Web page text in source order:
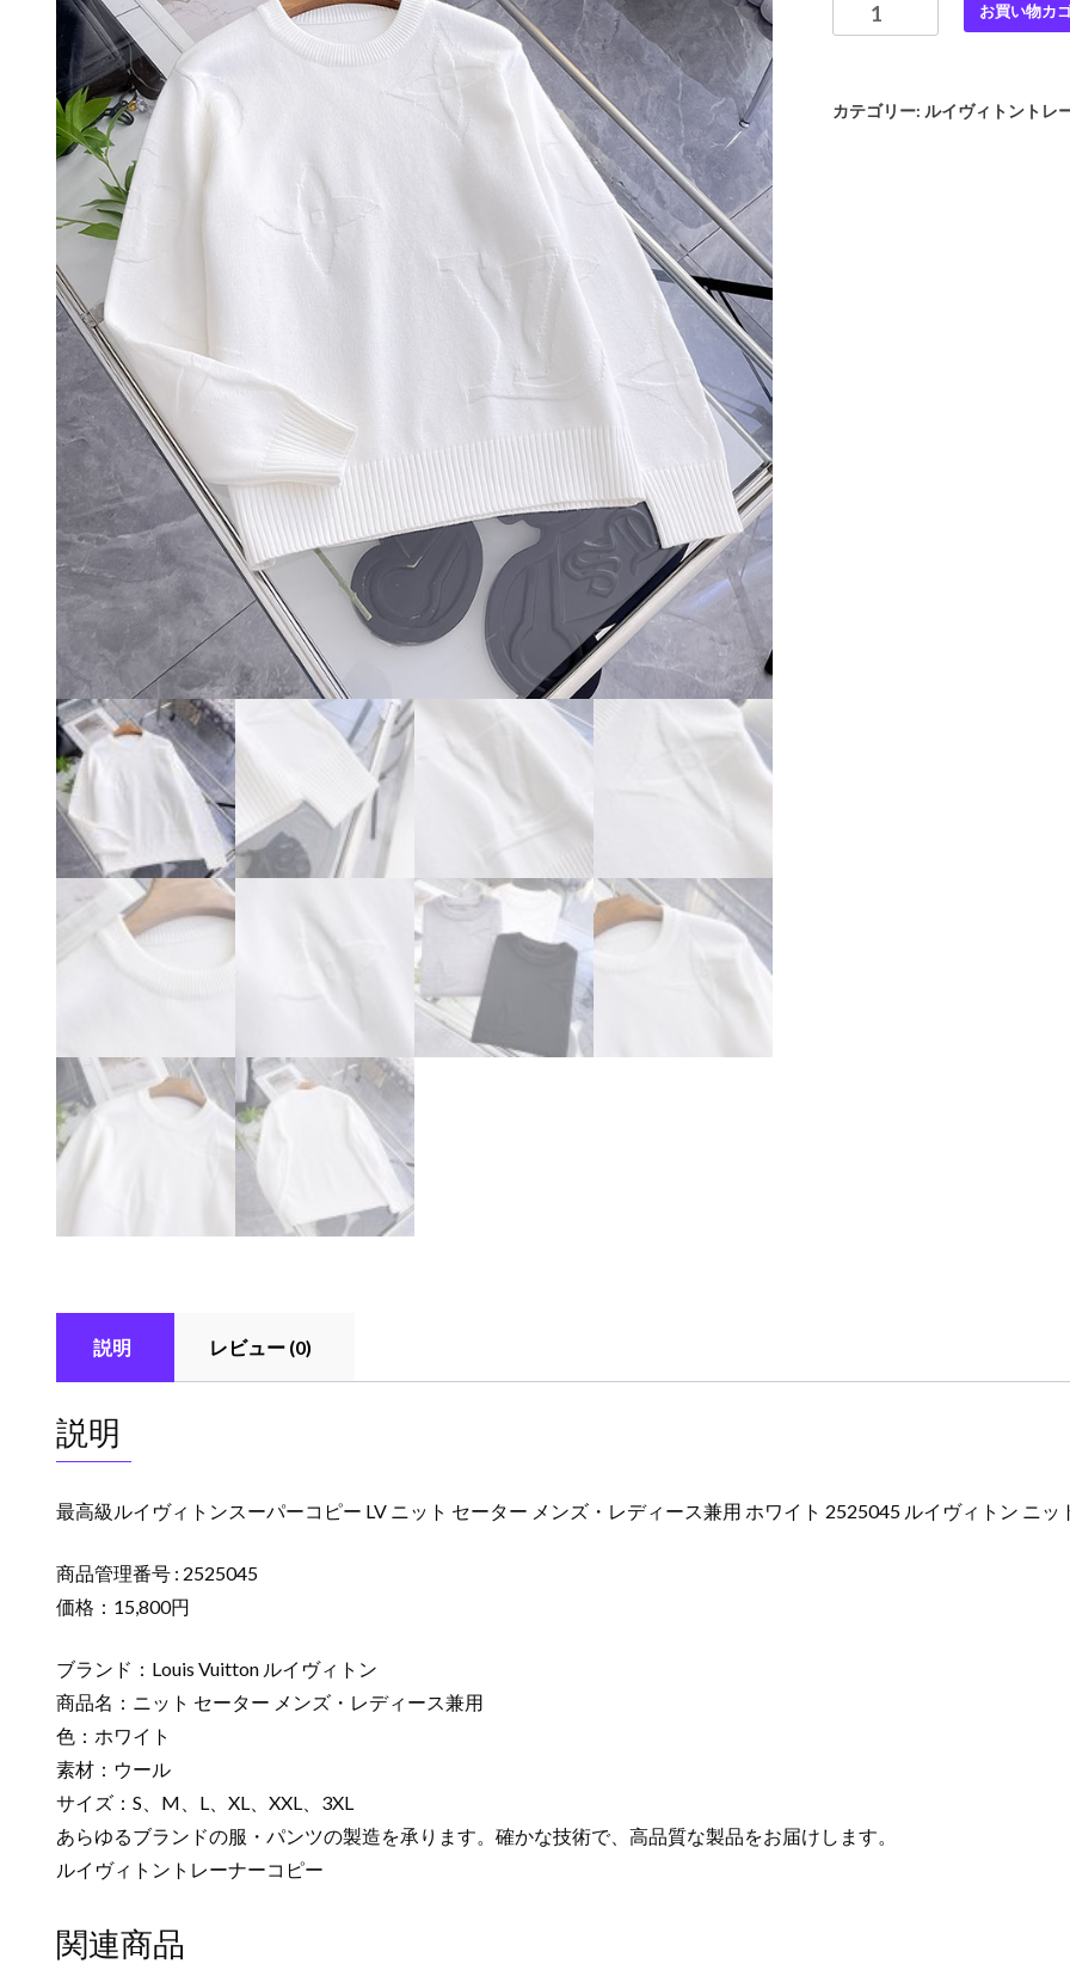
高
イ
新
お買い物カ
カテゴリー: ルイヴィトントレ
説明 レビュー (0)
説明
最高級ルイヴィトンスーパーコピー LV ニット セーター メンズ・レディース兼用 ホワイト 2525045 ルイヴィトン ニッ
商品管理番号 : 2525045
価格：15,800円
ブランド：Louis Vuitton ルイヴィトン
商品名：ニット セーター メンズ・レディース兼用
色：ホワイト
素材：ウール
サイズ：S、M、L、XL、XXL、3XL
あらゆるブランドの服・パンツの製造を承ります。確かな技術で、高品質な製品をお届けします。
ルイヴィトントレーナーコピー
関連商品